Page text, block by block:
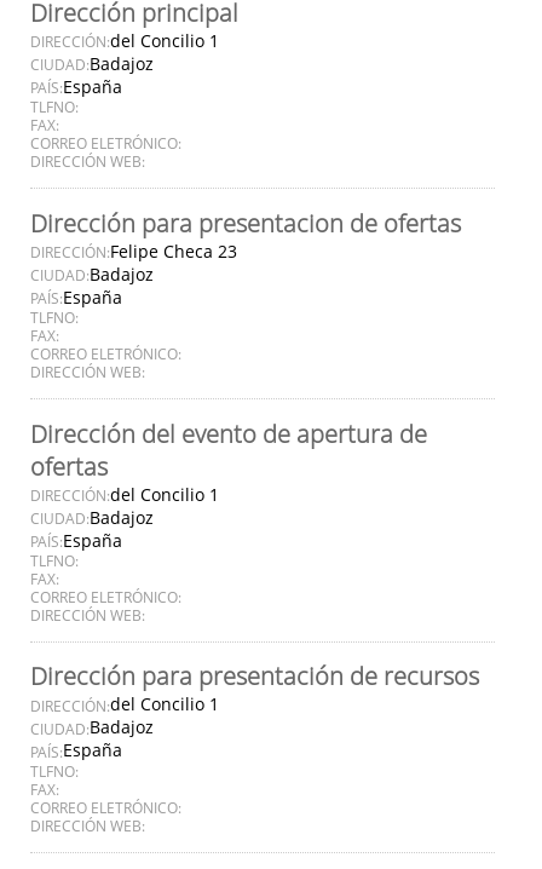
Dirección principal
DIRECCIÓN:del Concilio 1
CIUDAD:Badajoz
PAÍS:España
TLFNO:
FAX:
CORREO ELETRÓNICO:
DIRECCIÓN WEB:
Dirección para presentacion de ofertas
DIRECCIÓN:Felipe Checa 23
CIUDAD:Badajoz
PAÍS:España
TLFNO:
FAX:
CORREO ELETRÓNICO:
DIRECCIÓN WEB:
Dirección del evento de apertura de
ofertas
DIRECCIÓN:del Concilio 1
CIUDAD:Badajoz
PAÍS:España
TLFNO:
FAX:
CORREO ELETRÓNICO:
DIRECCIÓN WEB:
Dirección para presentación de recursos
DIRECCIÓN:del Concilio 1
CIUDAD:Badajoz
PAÍS:España
TLFNO:
FAX:
CORREO ELETRÓNICO:
DIRECCIÓN WEB: